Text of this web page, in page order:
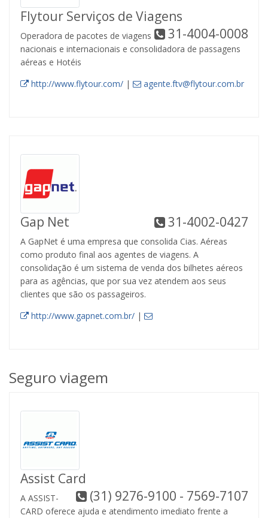
Flytour Serviços de Viagens
31-4004-0008
Operadora de pacotes de viagens
nacionais e internacionais e consolidadora de passagens
aéreas e Hotéis
http://www.flytour.com/| agente.ftv@flytour.com.br
Gap Net 31-4002-0427
A GapNet é uma empresa que consolida Cias. Aéreas
como produto final aos agentes de viagens. A
consolidação é um sistema de venda dos bilhetes aéreos
para as agências, que por sua vez atendem aos seus
clientes que são os passageiros.
http://www.gapnet.com.br/|
Seguro viagem
Assist Card
(31) 9276-9100 - 7569-7107
A ASSIST-
CARD oferece ajuda e atendimento imediato frente a